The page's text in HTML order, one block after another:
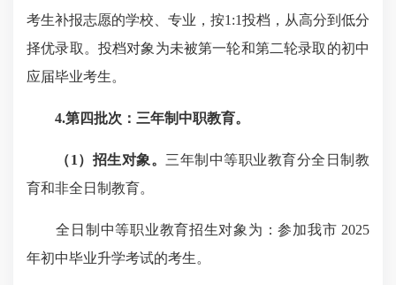
考生补报志愿的学校、专业，按1:1投档，从高分到低分
择优录取。投档对象为未被第一轮和第二轮录取的初中
应届毕业考生。
4.第四批次：三年制中职教育。
（1）招生对象。 三年制中等职业教育分全日制教
育和非全日制教育。
全日制中等职业教育招生对象为：参加我市 2025
年初中毕业升学考试的考生。